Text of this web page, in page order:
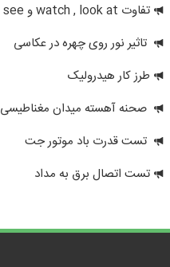
تفاوت watch , look at و see
تاثیر نور روی چهره در عکاسی
طرز کار هیدرولیک
صحنه آهسته میدان مغناطیسی
تست قدرت باد موتور جت
تست اتصال برق به مداد